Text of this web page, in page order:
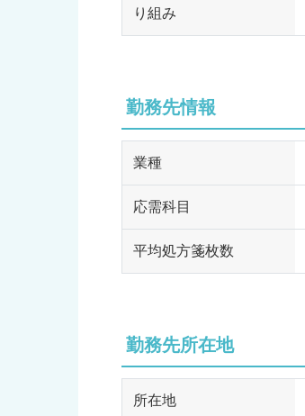
り組み
勤務先情報
業種
応需科目
平均処方箋枚数
勤務先所在地
所在地